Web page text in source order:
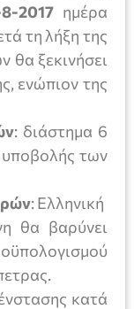
2017ημέρα
τη λήξη της
ξεκινήσει
ενώπιον της
: διάστημα 6
υποβολής των
: Ελληνική
θα βαρύνει
κατά